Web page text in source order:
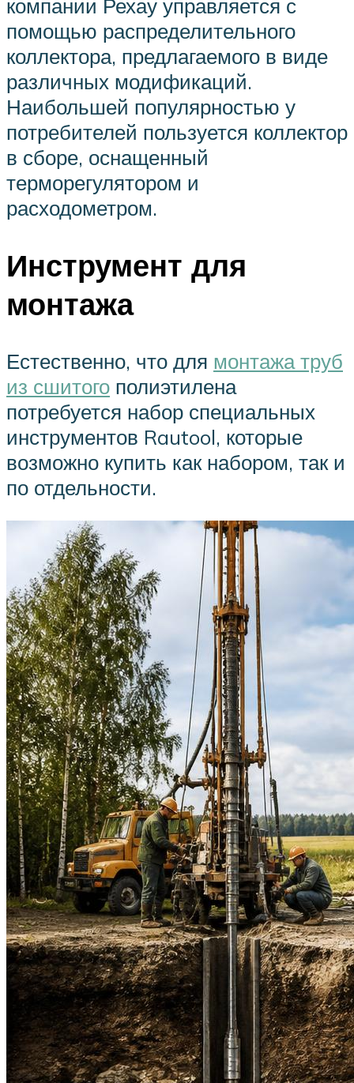
компании Рехау управляется с
помощью распределительного
коллектора, предлагаемого в виде
различных модификаций.
Наибольшей популярностью у
потребителей пользуется коллектор
в сборе, оснащенный
терморегулятором и
расходометром.
Инструмент для
монтажа
Естественно, что для монтажа труб
из сшитого полиэтилена
потребуется набор специальных
инструментов Rautool, которые
возможно купить как набором, так и
по отдельности.